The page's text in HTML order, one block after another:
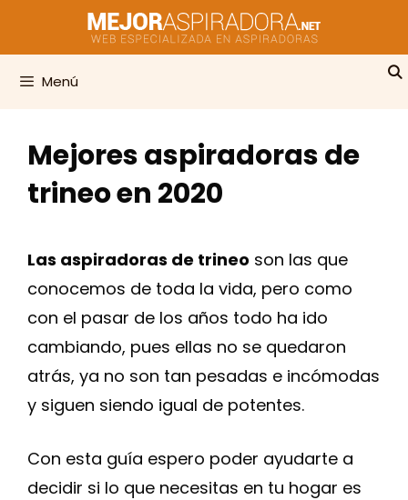
contenido
Menú
Mejores aspiradoras de
trineo en 2020
Las aspiradoras de trineo son las que
conocemos de toda la vida, pero como
con el pasar de los años todo ha ido
cambiando, pues ellas no se quedaron
atrás, ya no son tan pesadas e incómodas
y siguen siendo igual de potentes.
Con esta guía espero poder ayudarte a
decidir si lo que necesitas en tu hogar es